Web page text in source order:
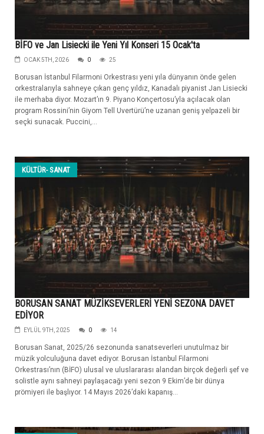
BİFO ve Jan Lisiecki ile Yeni Yıl Konseri 15 Ocak'ta
OCAK 5TH, 2026 0 25
Borusan İstanbul Filarmoni Orkestrası yeni yıla dünyanın önde gelen
orkestralarıyla sahneye çıkan genç yıldız, Kanadalı piyanist Jan Lisiecki
ile merhaba diyor. Mozart’ın 9. Piyano Konçertosu’yla açılacak olan
program Rossini’nin Giyom Tell Uvertürü’ne uzanan geniş yelpazeli bir
seçki sunacak. Puccini,...
KÜLTÜR- SANAT
BORUSAN SANAT MÜZİKSEVERLERİ YENİ SEZONA DAVET
EDİYOR
EYLÜL 9TH, 2025 0 14
Borusan Sanat, 2025/26 sezonunda sanatseverleri unutulmaz bir
müzik yolculuğuna davet ediyor. Borusan İstanbul Filarmoni
Orkestrası’nın (BİFO) ulusal ve uluslararası alandan birçok değerli şef ve
solistle aynı sahneyi paylaşacağı yeni sezon 9 Ekim’de bir dünya
prömiyeri ile başlıyor. 14 Mayıs 2026’daki kapanış...